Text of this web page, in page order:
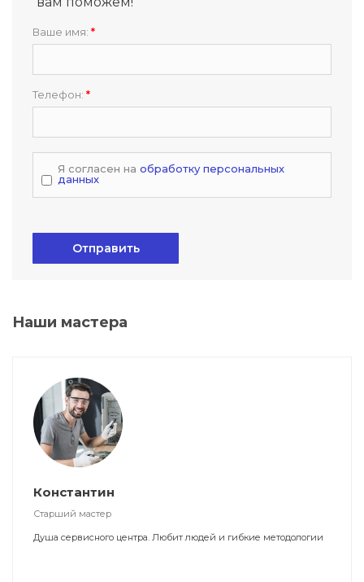
Ваше имя: *
Телефон: *
Я согласен на обработку персональных
данных
Отправить
Наши мастера
Константин
Старший мастер
Душа сервисного центра. Любит людей и гибкие методологии